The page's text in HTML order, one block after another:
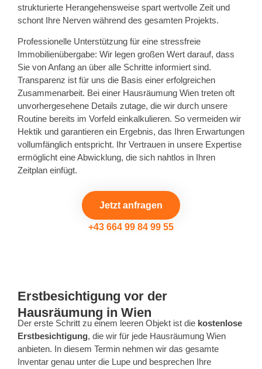
strukturierte Herangehensweise spart wertvolle Zeit und
schont Ihre Nerven während des gesamten Projekts.
Professionelle Unterstützung für eine stressfreie
Immobilienübergabe: Wir legen großen Wert darauf, dass
Sie von Anfang an über alle Schritte informiert sind.
Transparenz ist für uns die Basis einer erfolgreichen
Zusammenarbeit. Bei einer Hausräumung Wien treten oft
unvorhergesehene Details zutage, die wir durch unsere
Routine bereits im Vorfeld einkalkulieren. So vermeiden wir
Hektik und garantieren ein Ergebnis, das Ihren Erwartungen
vollumfänglich entspricht. Ihr Vertrauen in unsere Expertise
ermöglicht eine Abwicklung, die sich nahtlos in Ihren
Zeitplan einfügt.
Jetzt anfragen
+43 664 99 84 99 55
Erstbesichtigung vor der
Hausräumung in Wien
Der erste Schritt zu einem leeren Objekt ist die kostenlose
Erstbesichtigung, die wir für jede Hausräumung Wien
anbieten. In diesem Termin nehmen wir das gesamte
Inventar genau unter die Lupe und besprechen Ihre